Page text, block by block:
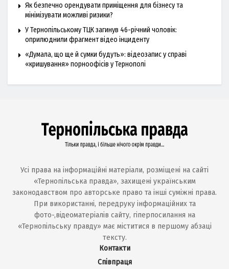
Як безпечно орендувати приміщення для бізнесу та
мінімізувати можливі ризики?
У Тернопільському ТЦК загинув 46-річний чоловік:
оприлюднили фрагмент відео інциденту
«Думала, що ще й сумки будуть»: відеозапис у справі
«кришування» порноофісів у Тернополі
Усі права на інформаційні матеріали, розміщені на сайті
«Тернопільська правда», захищені українським
законодавством про авторське право та інші суміжні права.
При використанні, передруку інформаційних та
фото-,відеоматеріалів сайту, гіперпосилання на
«Тернопільську правду» має міститися в першому абзаці
тексту.
Контакти
Співпраця